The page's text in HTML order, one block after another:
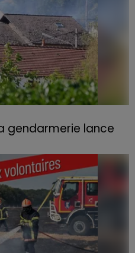
gendarmerie lance
de se propager au
deux habitations et
centaine de personnes.